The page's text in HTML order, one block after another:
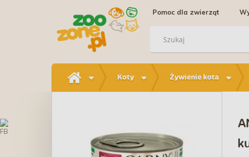
Pomoc dla zwierząt
Koty Żywienie kota